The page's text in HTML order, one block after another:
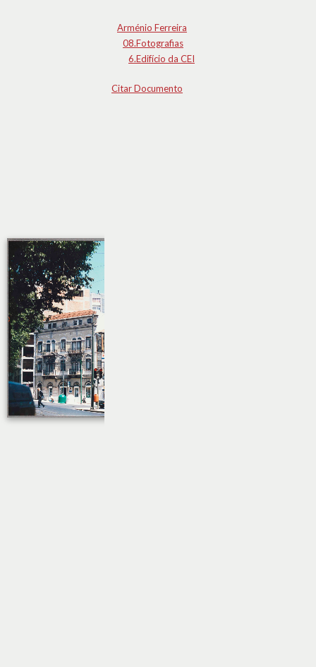
Arménio Ferreira
08.Fotografias
6.Edifício da CEI
Citar Documento